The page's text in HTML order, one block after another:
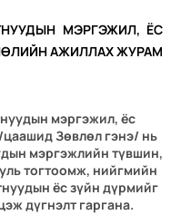
МЭРГЭЖИЛ, ЁС
АЖИЛЛАХ ЖУРАМ
мэргэжил, ёс
цаашид Зөвлөл гэнэ/ нь
мэргэжлийн түвшин,
тогтоомж, нийгмийн
ёс зүйн дүрмийг
дүгнэлт гаргана.